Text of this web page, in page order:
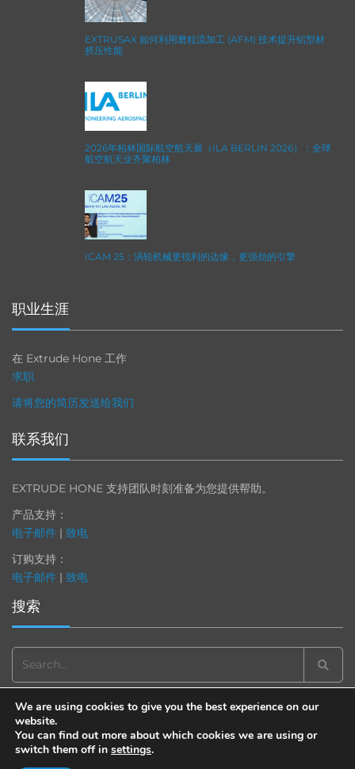
EXTRUSAX 如何利用磨粒流加工 (AFM) 技术提升铝型材
挤压性能
2026年柏林国际航空航天展（ILA BERLIN 2026）：全球
航空航天业齐聚柏林
ICAM 25：涡轮机械更锐利的边缘，更强劲的引擎
职业生涯
在 Extrude Hone 工作
求职
请将您的简历发送给我们
联系我们
EXTRUDE HONE 支持团队时刻准备为您提供帮助。
产品支持：
电子邮件 | 致电
订购支持：
电子邮件 | 致电
搜索
© 2013-2025 Extrude Hone. All rights reserved.
We are using cookies to give you the best experience on our
website.
You can find out more about which cookies we are using or
switch them off in settings.